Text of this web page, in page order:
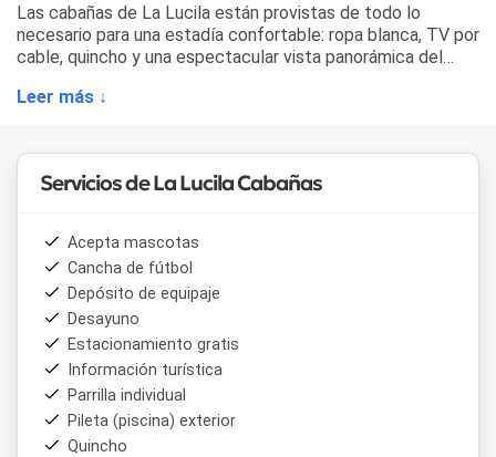
Las cabañas de La Lucila están provistas de todo lo
necesario para una estadía confortable: ropa blanca, TV por
cable, quincho y una espectacular vista panorámica del
ofrece asesoramiento sobre pesca, trekking por la zona,
Leer más ↓
Servicios de La Lucila Cabañas
Acepta mascotas
Cancha de fútbol
Depósito de equipaje
Desayuno
Estacionamiento gratis
Información turística
Parrilla individual
Pileta (piscina) exterior
Quincho